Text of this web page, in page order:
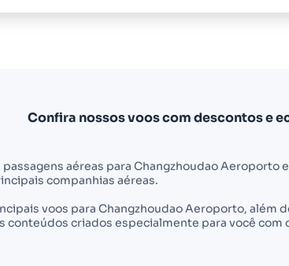
Confira nossos voos com descontos e
aéreas para Changzhoudao Aeroporto
companhias aéreas.
voos para Changzhoudao Aeroporto, além
conteúdos criados especialmente para você